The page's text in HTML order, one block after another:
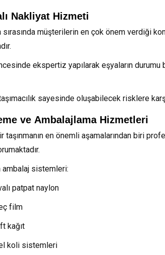
Nakliyat Hizmeti
sırasında müşterilerin en çok önem verdiği
ekspertiz yapılarak eşyaların
sayesinde oluşabilecek risklere
ve Ambalajlama Hizmetleri
taşınmanın en önemli aşamalarından biri
ambalaj sistemleri:
patpat naylon
film
kağıt
koli sistemleri